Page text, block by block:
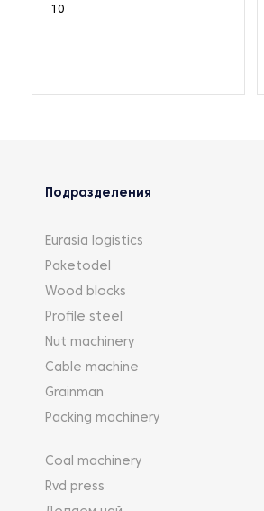
10
Подразделения
Eurasia logistics
Paketodel
Wood blocks
Profile steel
Nut machinery
Cable machine
Grainman
Packing machinery
Coal machinery
Rvd press